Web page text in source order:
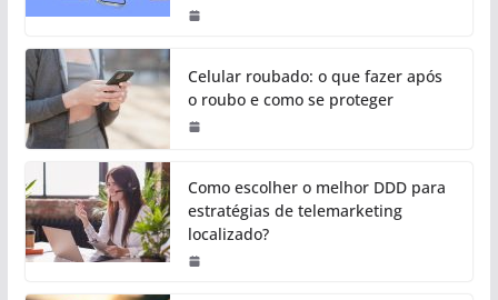
Celular roubado: o que fazer após
o roubo e como se proteger
Como escolher o melhor DDD para
estratégias de telemarketing
localizado?